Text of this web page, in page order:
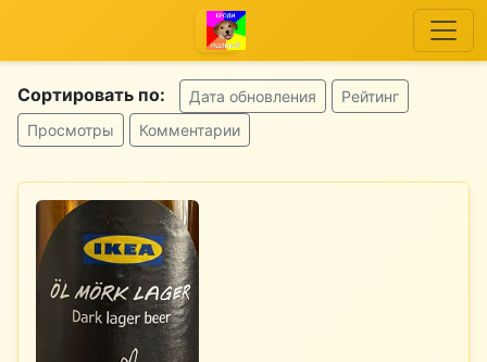
Сортировать по: Дата обновления
Рейтинг
Просмотры
Комментарии